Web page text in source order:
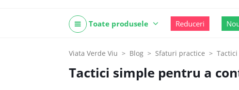
Toate produsele Reduceri
Viata Verde Viu Blog Sfaturi practice
Tactici simple pentru a